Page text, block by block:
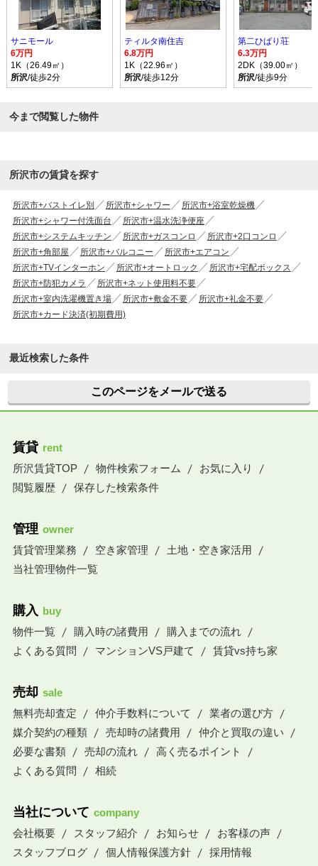
サニモール
6万円
1K（26.49㎡）
所沢/徒歩2分
ティルタ南住吉
6.8万円
1K（22.96㎡）
所沢/徒歩12分
第二ひばり荘
6.3万円
2DK（39.00㎡）
所沢/徒歩9分
今まで閲覧した物件
所沢市の賃貸を探す
所沢市+バストイレ別 所沢市+シャワー
所沢市+浴室乾燥機
所沢市+シャワー付洗面台
所沢市+温水洗浄便座
所沢市+システムキッチン
所沢市+ガスコンロ
所沢市+2口コンロ
所沢市+角部屋
所沢市+バルコニー
所沢市+エアコン
所沢市+TVインターホン
所沢市+オートロック
所沢市+宅配ボックス
所沢市+防犯カメラ
所沢市+ネット使用料不要
所沢市+室内洗濯機置き場
所沢市+敷金不要
所沢市+礼金不要
所沢市+カード決済(初期費用)
最近検索した条件
このページをメールで送る
賃貸 rent
所沢賃貸TOP
物件検索フォーム
お気に入り
閲覧履歴
保存した検索条件
管理 owner
賃貸管理業務
空き家管理
土地・空き家活用
当社管理物件一覧
購入 buy
物件一覧
購入時の諸費用
購入までの流れ
よくある質問
マンションVS戸建て 賃貸vs持ち家
売却 sale
無料売却査定
仲介手数料について
業者の選び方
媒介契約の種類
売却時の諸費用
仲介と買取の違い
必要な書類
売却の流れ
高く売るポイント
よくある質問
相続
当社について company
会社概要
スタッフ紹介 お知らせ
お客様の声
スタッフブログ
個人情報保護方針 採用情報